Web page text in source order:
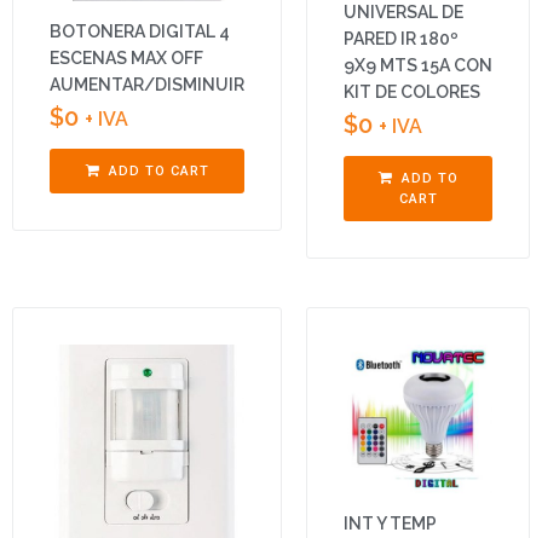
BOTONERA DIGITAL 4
ESCENAS MAX OFF
AUMENTAR/DISMINUIR
$0 + IVA
ADD TO CART
UNIVERSAL DE
PARED IR 180º
9X9 MTS 15A CON
KIT DE COLORES
$0 + IVA
ADD TO
CART
INT Y TEMP